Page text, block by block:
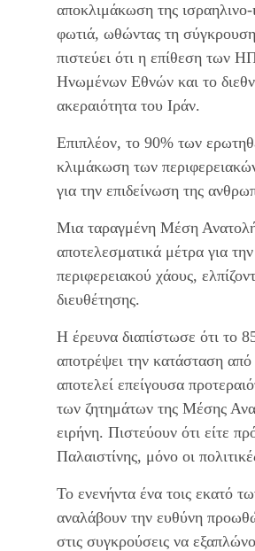
αποκλιμάκωση της
φωτιά, ωθώντας τη
πιστεύει ότι η επίθεση των
Ηνωμένων Εθνών και το
ακεραιότητα του Ιράν.
Επιπλέον, το 90% των
κλιμάκωση των
για την επιδείνωση της
Μια ταραγμένη Μέση Ανατολή
αποτελεσματικά μέτρα για
περιφερειακού χάους,
διευθέτησης.
Η έρευνα διαπίστωσε ότι το
αποτρέψει την κατάσταση
αποτελεί επείγουσα
των ζητημάτων της Μέσης
ειρήνη. Πιστεύουν ότι είτε
Παλαιστίνης, μόνο οι
Το ενενήντα ένα τοις εκατό
αναλάβουν την ευθύνη
στις συγκρούσεις να